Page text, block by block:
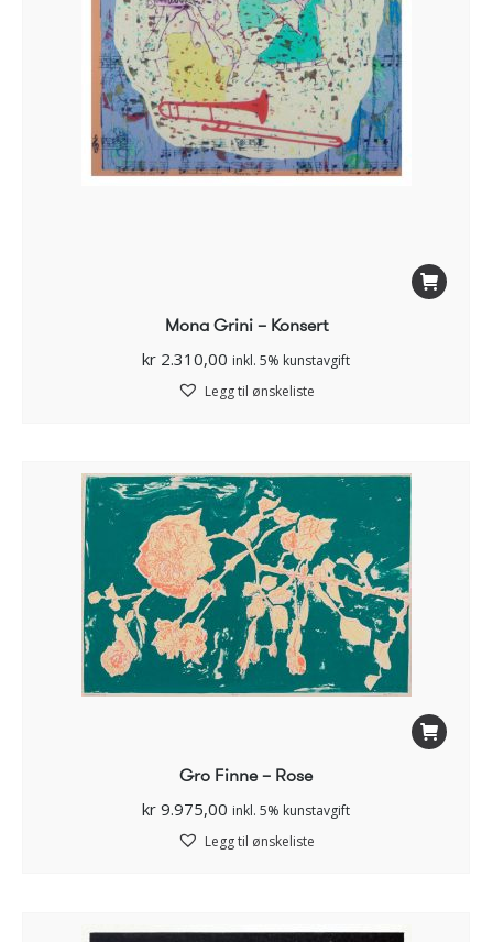
Mona Grini – Konsert
kr 2.310,00 inkl. 5% kunstavgift
Legg til ønskeliste
Gro Finne – Rose
kr 9.975,00 inkl. 5% kunstavgift
Legg til ønskeliste